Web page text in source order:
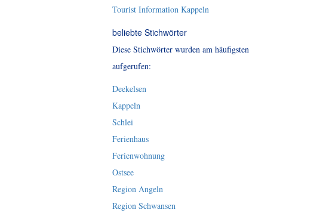
Tourist Information Kappeln
beliebte Stichwörter
Diese Stichwörter wurden am häufigsten
aufgerufen:
Deekelsen
Kappeln
Schlei
Ferienhaus
Ferienwohnung
Ostsee
Region Angeln
Region Schwansen